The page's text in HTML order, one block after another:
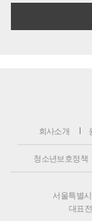
회사소개
청소년보호정책
서울특별
대표